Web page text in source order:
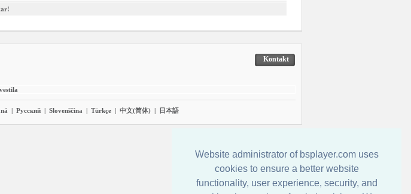
Website administrator of bsplayer.com uses
cookies to ensure a better website
functionality, user experience, security, and
Kontakt
| Pyccĸий | Slovenščina | Türkçe | 中文(简体) | 日本語